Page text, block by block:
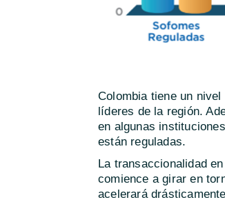
Colombia tiene un
líderes de la región.
en algunas
están reguladas.
La transaccionalidad
comience a girar en
acelerará